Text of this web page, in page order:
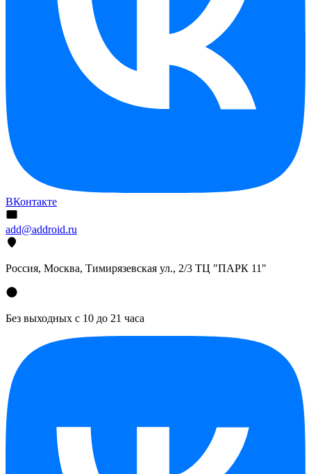
ВКонтакте
add@addroid.ru
Россия, Москва, Тимирязевская ул., 2/3 ТЦ "ПАРК 11"
Без выходных с 10 до 21 часа